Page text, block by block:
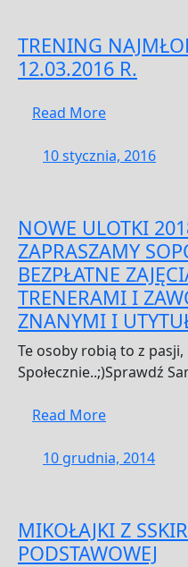
TRENING
12.03.2016 R.
Read MoreRead
10 stycznia, 201610
NOWE ULOTKI
ZAPRASZAMY
BEZPŁATNE
TRENERAMI I
ZNANYMI I
Te osoby robią to z
Społecznie..;)Sprawdź
Read MoreRead
10 grudnia, 201410
MIKOŁAJKI Z
PODSTAWOWEJ